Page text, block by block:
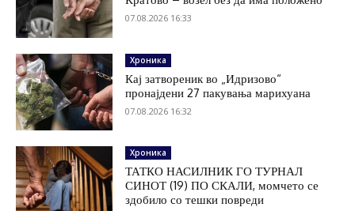
07.08.2026 16:33
Хроника
Кај затвореник во „Идризово“
пронајдени 27 пакувања марихуана
07.08.2026 16:32
Хроника
ТАТКО НАСИЛНИК ГО ТУРНАЛ
СИНОТ (19) ПО СКАЛИ, момчето се
здобило со тешки повреди